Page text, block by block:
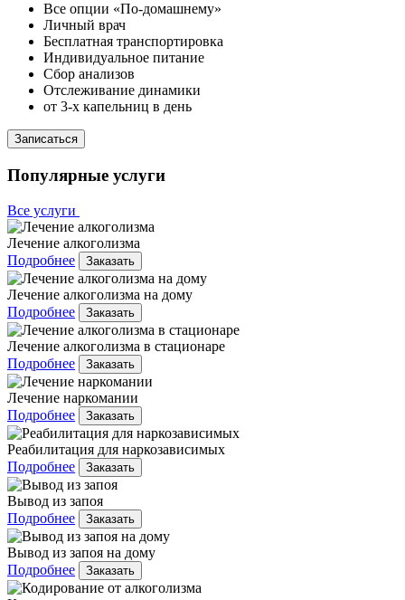
Все опции «По-домашнему»
Личный врач
Бесплатная транспортировка
Индивидуальное питание
Сбор анализов
Отслеживание динамики
от 3-х капельниц в день
Записаться
Популярные услуги
Все услуги
Лечение алкоголизма
Подробнее
Заказать
Лечение алкоголизма на дому
Подробнее
Заказать
Лечение алкоголизма в стационаре
Подробнее
Заказать
Лечение наркомании
Подробнее
Заказать
Реабилитация для наркозависимых
Подробнее
Заказать
Вывод из запоя
Подробнее
Заказать
Вывод из запоя на дому
Подробнее
Заказать